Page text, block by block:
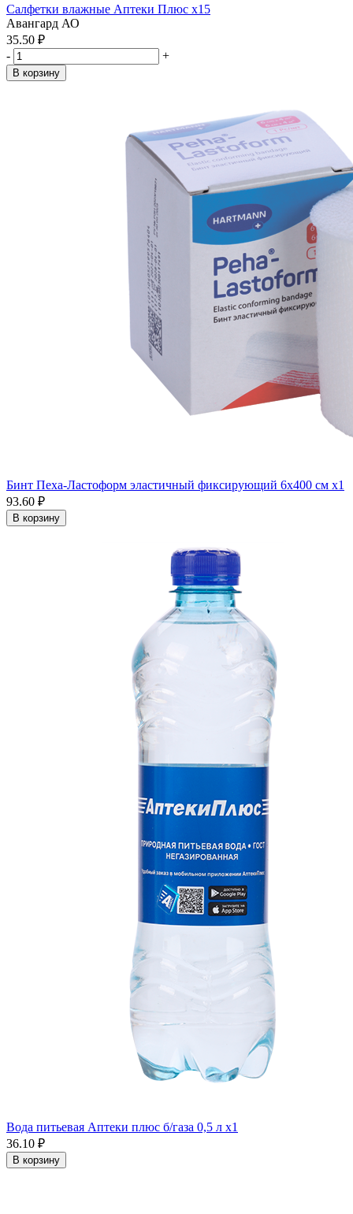
Салфетки влажные Аптеки Плюс x15
Авангард АО
35.50 ₽
-
+
В корзину
Бинт Пеха-Ластоформ эластичный фиксирующий 6х400 см x1
93.60 ₽
В корзину
Вода питьевая Аптеки плюс б/газа 0,5 л x1
36.10 ₽
В корзину